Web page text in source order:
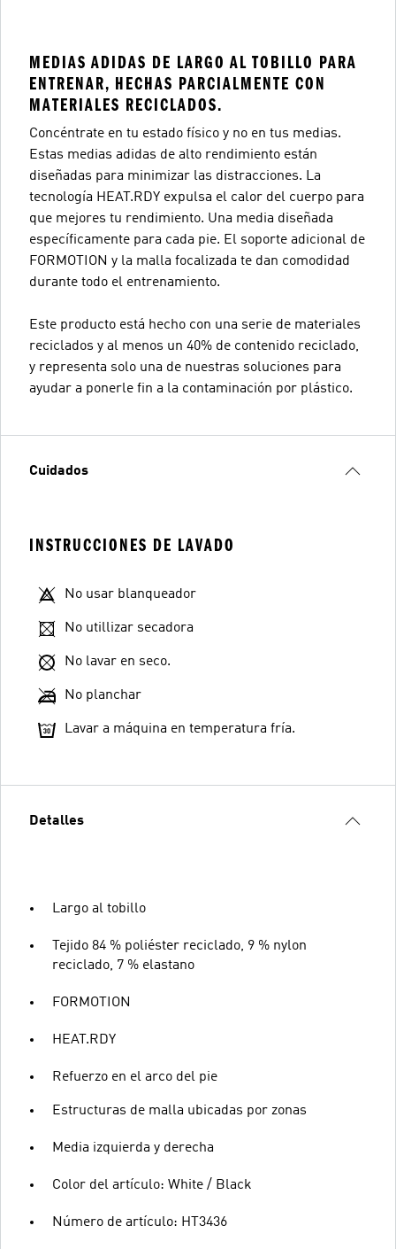
MEDIAS ADIDAS DE LARGO AL TOBILLO PARA
ENTRENAR, HECHAS PARCIALMENTE CON
MATERIALES RECICLADOS.
Concéntrate en tu estado físico y no en tus medias.
Estas medias adidas de alto rendimiento están
diseñadas para minimizar las distracciones. La
tecnología HEAT.RDY expulsa el calor del cuerpo para
que mejores tu rendimiento. Una media diseñada
específicamente para cada pie. El soporte adicional de
FORMOTION y la malla focalizada te dan comodidad
durante todo el entrenamiento.
Este producto está hecho con una serie de materiales
reciclados y al menos un 40% de contenido reciclado,
y representa solo una de nuestras soluciones para
ayudar a ponerle fin a la contaminación por plástico.
Cuidados
INSTRUCCIONES DE LAVADO
No usar blanqueador
No utillizar secadora
No lavar en seco.
No planchar
Lavar a máquina en temperatura fría.
Detalles
Largo al tobillo
Tejido 84 % poliéster reciclado, 9 % nylon
reciclado, 7 % elastano
FORMOTION
HEAT.RDY
Refuerzo en el arco del pie
Estructuras de malla ubicadas por zonas
Media izquierda y derecha
Color del artículo: White / Black
Número de artículo: HT3436